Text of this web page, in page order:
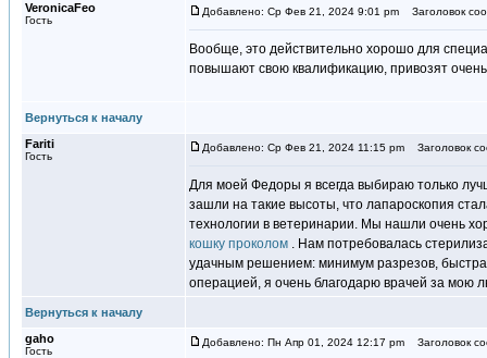
VeronicaFeo
Гость
Добавлено: Ср Фев 21, 2024 9:01 pm Заголовок
Вообще, это действительно хорошо для
повышают свою квалификацию, привозят
Вернуться к началу
Fariti
Гость
Добавлено: Ср Фев 21, 2024 11:15 pm Заголовок
Для моей Федоры я всегда выбираю только
зашли на такие высоты, что лапароскопия
технологии в ветеринарии. Мы нашли очень
кошку проколом . Нам потребовалась
удачным решением: минимум разрезов,
операцией, я очень благодарю врачей за мою
Вернуться к началу
gaho
Гость
Добавлено: Пн Апр 01, 2024 12:17 pm Заголовок